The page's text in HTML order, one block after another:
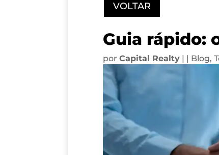
VOLTAR
Guia rápido:
por Capital Realty| | Blog,